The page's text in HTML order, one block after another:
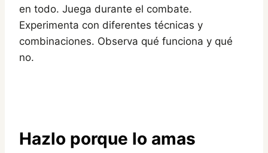
en todo. Juega durante el combate.
Experimenta con diferentes técnicas y
combinaciones. Observa qué funciona y qué
no.
Hazlo porque lo amas